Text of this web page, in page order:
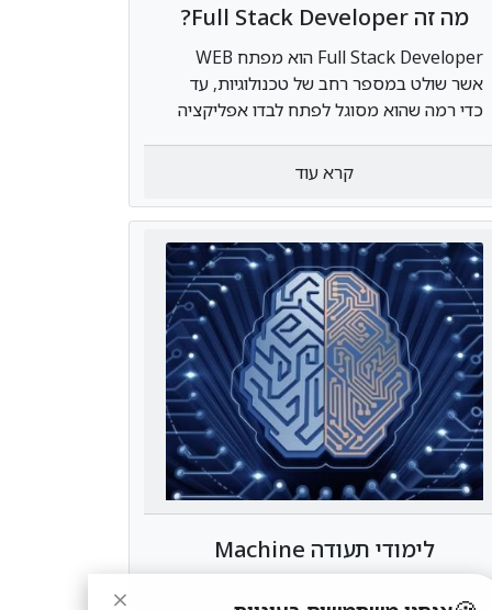
×
מה זה Full Stack Developer?
Full Stack Developer הוא מפתח WEB
אשר שולט במספר רחב של טכנולוגיות, עד
כדי רמה שהוא מסוגל לפתח לבדו אפליקציה
(Backend). זהו תחום רחב שדורש מגוון רחב
של ידע ומיומנויות.
קרא עוד
לימודי תעודה Machine
Learning